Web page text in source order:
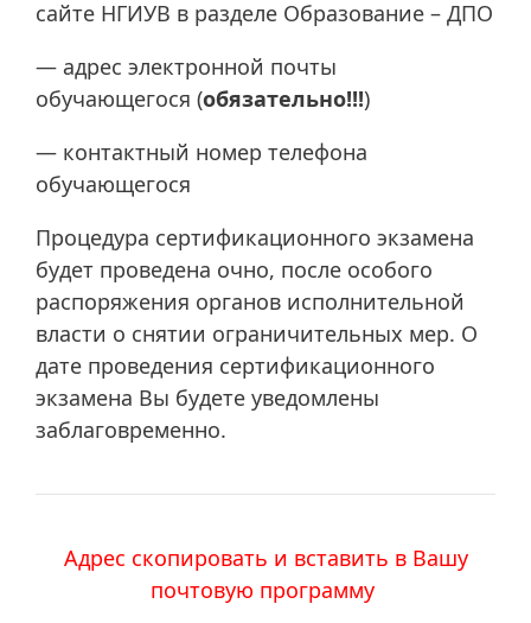
сайте НГИУВ в разделе Образование – ДПО
— адрес электронной почты
обучающегося (обязательно!!!)
— контактный номер телефона
обучающегося
Процедура сертификационного экзамена
будет проведена очно, после особого
распоряжения органов исполнительной
власти о снятии ограничительных мер. О
дате проведения сертификационного
экзамена Вы будете уведомлены
заблаговременно.
Адрес скопировать и вставить в Вашу
почтовую программу